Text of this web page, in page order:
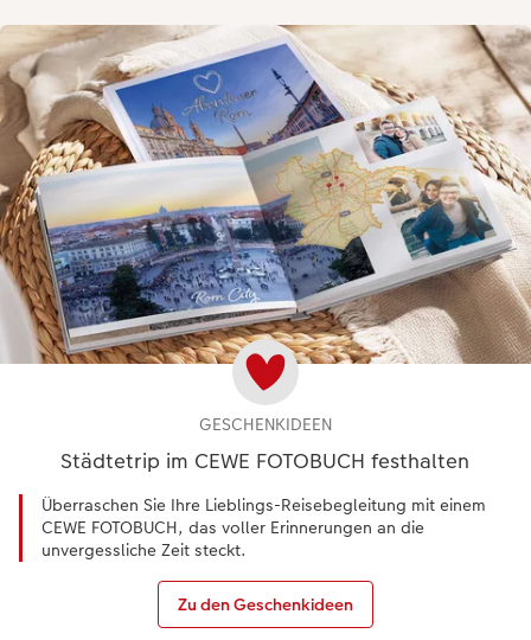
GESCHENKIDEEN
Städtetrip im CEWE FOTOBUCH festhalten
Überraschen Sie Ihre Lieblings-Reisebegleitung mit einem
CEWE FOTOBUCH, das voller Erinnerungen an die
unvergessliche Zeit steckt.
Zu den Geschenkideen